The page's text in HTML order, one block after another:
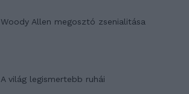
Woody Allen megosztó zsenialitása
A világ legismertebb ruhái